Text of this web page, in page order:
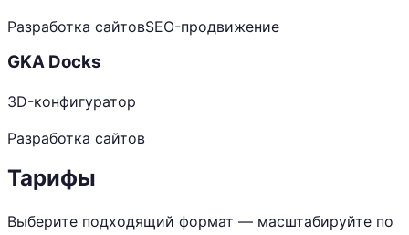
Разработка сайтовSEO-продвижение
GKA Docks
3D-конфигуратор
Разработка сайтов
Тарифы
Выберите подходящий формат — масштабируйте по